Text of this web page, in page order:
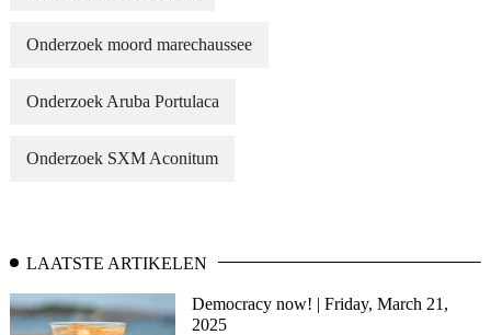
Onderzoek moord marechaussee
Onderzoek Aruba Portulaca
Onderzoek SXM Aconitum
LAATSTE ARTIKELEN
Democracy now! | Friday, March 21,
2025